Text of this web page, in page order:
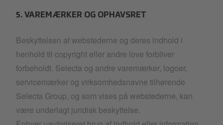
5. VAREMÆRKER OG OPHAVSRET
Beskyttelsen af webstederne og deres indhold i
henhold til copyright eller andre love forbliver
forbeholdt. Selecta og andre varemærker, logoer,
servicemærker og virksomhedsnavne tilhørende
Selecta Group, og som vises på webstederne, kan
være underlagt juridisk beskyttelse.